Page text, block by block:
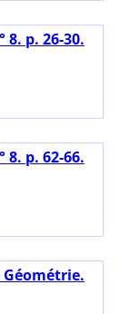
8. p. 26-30.
8. p. 62-66.